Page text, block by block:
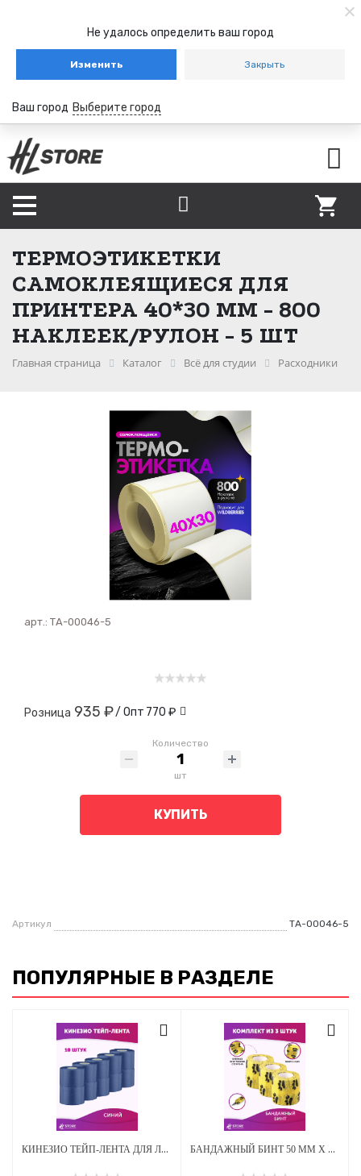
Не удалось определить ваш город
Изменить Закрыть
Ваш город Выберите город
ТЕРМОЭТИКЕТКИ
САМОКЛЕЯЩИЕСЯ ДЛЯ
ПРИНТЕРА 40*30 ММ - 800
НАКЛЕЕК/РУЛОН - 5 ШТ
Главная страница Каталог Всё для студии Расходники
арт.: ТА-00046-5
Розница 935 ₽/ Опт 770 ₽
Количество
шт
КУПИТЬ
Артикул ТА-00046-5
ПОПУЛЯРНЫЕ В РАЗДЕЛЕ
КИНЕЗИО ТЕЙП-ЛЕНТА ДЛЯ ЛИЦА И ТЕЛА 5 СМ Х 5М СИНИЙ - 10 ШТ БАНДАЖНЫЙ БИНТ 50 ММ Х 4.5 М ЖЕЛТЫЙ С ЛАПКАМИ - 3 ШТ